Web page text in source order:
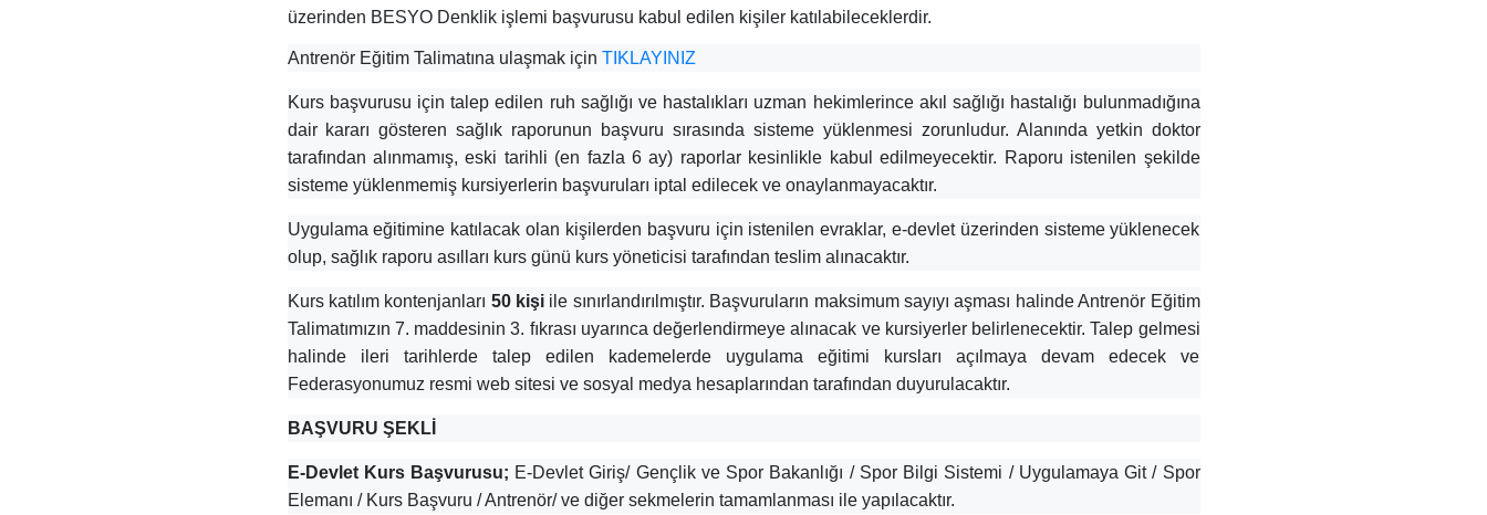
üzerinden BESYO Denklik işlemi başvurusu kabul edilen kişiler katılabileceklerdir.
Antrenör Eğitim Talimatına ulaşmak için TIKLAYINIZ
Kurs başvurusu için talep edilen ruh sağlığı ve hastalıkları uzman hekimlerince akıl sağlığı hastalığı bulunmadığına
dair kararı gösteren sağlık raporunun başvuru sırasında sisteme yüklenmesi zorunludur. Alanında yetkin doktor
tarafından alınmamış, eski tarihli (en fazla 6 ay) raporlar kesinlikle kabul edilmeyecektir. Raporu istenilen şekilde
sisteme yüklenmemiş kursiyerlerin başvuruları iptal edilecek ve onaylanmayacaktır.
Uygulama eğitimine katılacak olan kişilerden başvuru için istenilen evraklar, e-devlet üzerinden sisteme yüklenecek
olup, sağlık raporu asılları kurs günü kurs yöneticisi tarafından teslim alınacaktır.
Kurs katılım kontenjanları 50 kişi ile sınırlandırılmıştır. Başvuruların maksimum sayıyı aşması halinde Antrenör Eğitim
Talimatımızın 7. maddesinin 3. fıkrası uyarınca değerlendirmeye alınacak ve kursiyerler belirlenecektir. Talep gelmesi
halinde ileri tarihlerde talep edilen kademelerde uygulama eğitimi kursları açılmaya devam edecek ve
Federasyonumuz resmi web sitesi ve sosyal medya hesaplarından tarafından duyurulacaktır.
BAŞVURU ŞEKLİ
E-Devlet Kurs Başvurusu; E-Devlet Giriş/ Gençlik ve Spor Bakanlığı / Spor Bilgi Sistemi / Uygulamaya Git / Spor
Elemanı / Kurs Başvuru / Antrenör/ ve diğer sekmelerin tamamlanması ile yapılacaktır.